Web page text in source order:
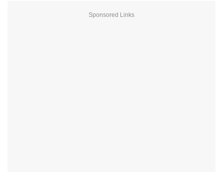
Sponsored Links